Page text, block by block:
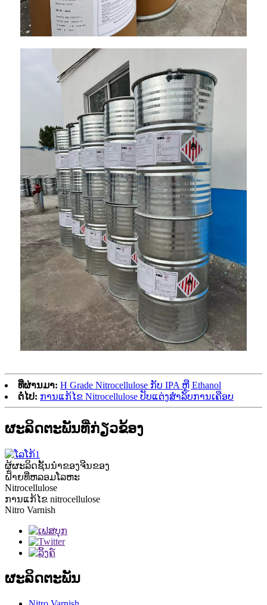
ທີ່ຜ່ານມາ: H Grade Nitrocellulose ກັບ IPA ຫຼື Ethanol
ຕໍ່ໄປ: ການແກ້ໄຂ Nitrocellulose ປັບແຕ່ງສໍາລັບການເຄືອບ
ຜະລິດຕະພັນທີ່ກ່ຽວຂ້ອງ
ຜູ້ຜະລິດຊັ້ນນໍາຂອງຈີນຂອງ
ຝ້າຍທີ່ຫລອມໂລຫະ
Nitrocellulose
ການແກ້ໄຂ nitrocellulose
Nitro Varnish
ຜະລິດຕະພັນ